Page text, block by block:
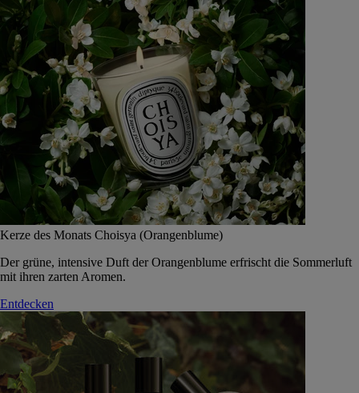
Kerze des Monats Choisya (Orangenblume)
Der grüne, intensive Duft der Orangenblume erfrischt die Sommerluft
mit ihren zarten Aromen.
Entdecken